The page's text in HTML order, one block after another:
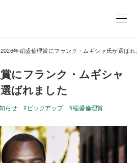
2026年稲盛倫理賞にフランク・ムギシャ氏が選ばれ
にフランク・ムギシャ
ばれました
らせ ピックアップ 稲盛倫理賞